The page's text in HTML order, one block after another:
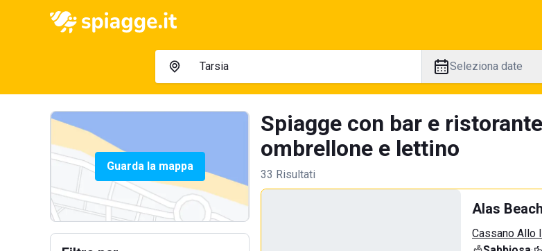
Seleziona date
Guarda la mappa
Spiagge con bar e
ombrellone e lettino
33 Risultati
Alas Beach
Cassano Allo